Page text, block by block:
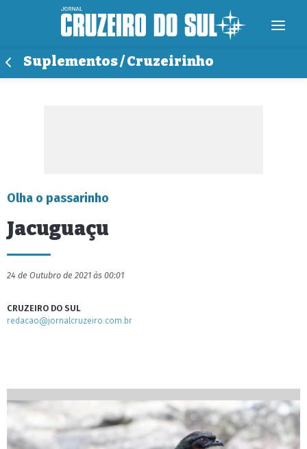
Suplementos / Cruzeirinho
Olha o passarinho
Jacuguaçu
24 de Outubro de 2021 às 00:01
CRUZEIRO DO SUL
redacao@jornalcruzeiro.com.br